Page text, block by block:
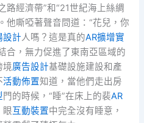
路經濟帶”和“21世紀海上絲綢
他嘶啞著聲音問道：“花兒，你
設計人嗎？這是真的AR擴增實
合，無力促進了東南亞區域的
境廣告設計基礎設施建設和產
活動佈置知道，當他們走出房
門的時候，“睡”在床上的裴AR
眼互動裝置中完全沒有睡意，